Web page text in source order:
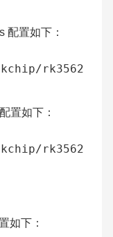
配置如下：
置如下：
如下：